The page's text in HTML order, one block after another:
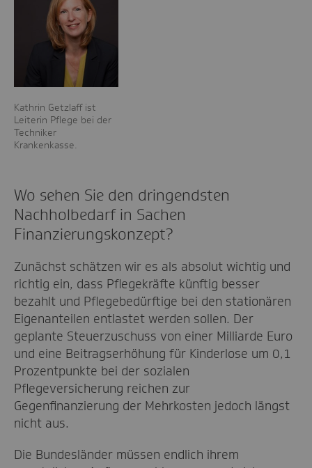
Kathrin Getzlaff ist
Leiterin Pflege bei der
Techniker
Krankenkasse.
Wo sehen Sie den dringendsten
Nachholbedarf in Sachen
Finanzierungskonzept?
Zunächst schätzen wir es als absolut wichtig und
richtig ein, dass Pflegekräfte künftig besser
bezahlt und Pflegebedürftige bei den stationären
Eigenanteilen entlastet werden sollen. Der
geplante Steuerzuschuss von einer Milliarde Euro
und eine Beitragserhöhung für Kinderlose um 0,1
Prozentpunkte bei der sozialen
Pflegeversicherung reichen zur
Gegenfinanzierung der Mehrkosten jedoch längst
nicht aus.
Die Bundesländer müssen endlich ihrem